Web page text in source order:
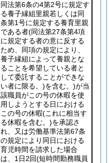
同法第6条の4第2号に規定す
る養子縁組里親若しくは同
条第1号に規定する養育里親
である者(同法第27条第4項
に規定する者の意に反する
ため、同項の規定により、
養子縁組によって養親とな
ることを希望している者と
して委託することができな
い者に限る。)を含む。)が当
該職員がこの号の休暇を使
用しようとする日における
この号の休暇(これに相当す
る休暇を含む。)を承認さ
れ、又は労働基準法第67条
の規定により同日における
育児時間を請求した場合
は、1日2回(短時間勤務職員